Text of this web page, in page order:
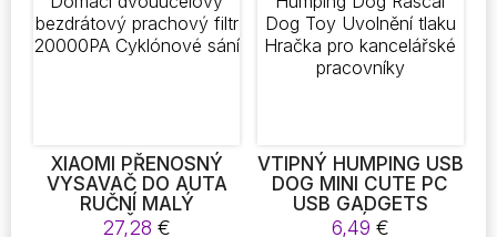
vybrat
na
XIAOMI PŘENOSNÝ
VYSAVAČ DO AUTA
RUČNÍ MALÝ
VYSAVAČ DO AUTA
27,28€
VTIPNÝ HUMPING USB
DOG MINI CUTE PC
USB GADGETS
VTIPNÝ VTIP
6,49 €